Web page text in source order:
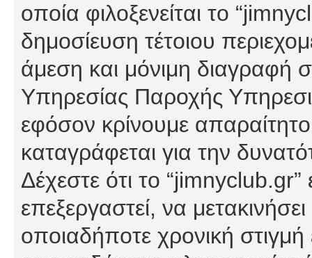
οποία φιλοξενείται το
δημοσίευση τέτοιου
άμεση και μόνιμη διαγραφή
Υπηρεσίας Παροχής
εφόσον κρίνουμε
καταγράφεται για την
Δέχεστε ότι το
επεξεργαστεί, να
οποιαδήποτε χρονική στιγμή